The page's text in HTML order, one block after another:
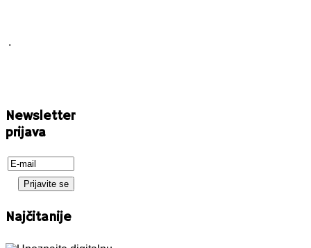
.
Newsletter
prijava
Najčitanije